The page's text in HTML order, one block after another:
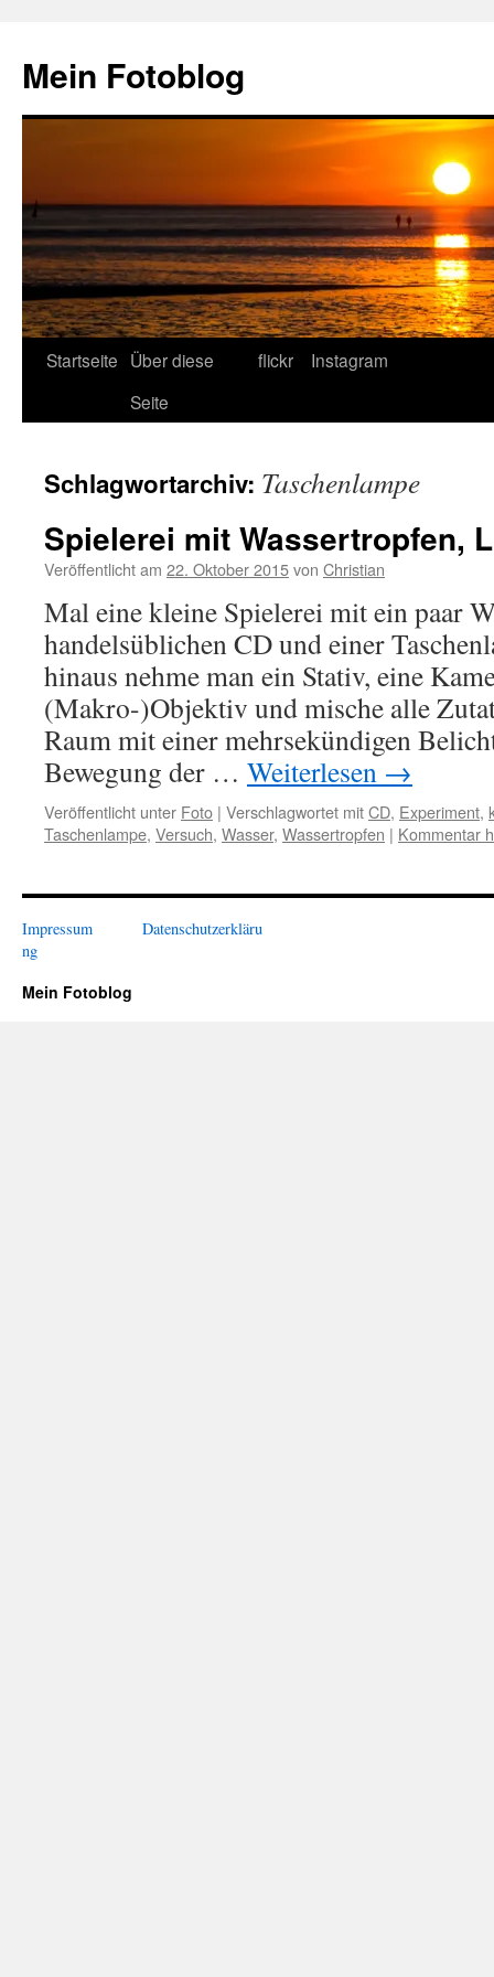
springen
Mein Fotoblog
Startseite Über diese
Seite
flickr Instagram
Schlagwortarchiv: Taschenlampe
Spielerei mit Wassertropfen,
Veröffentlicht am 22. Oktober 2015von Christian
Mal eine kleine Spielerei mit ein paar
handelsüblichen CD und einer
hinaus nehme man ein Stativ, eine
(Makro-)Objektiv und mische alle
Raum mit einer mehrsekündigen
Bewegung der … Weiterlesen →
Veröffentlicht unter Foto | Verschlagwortet mitCD, Experiment,
Taschenlampe, Versuch, Wasser, Wassertropfen | Kommentar
Impressum
Datenschutzerkläru
ng
Mein Fotoblog